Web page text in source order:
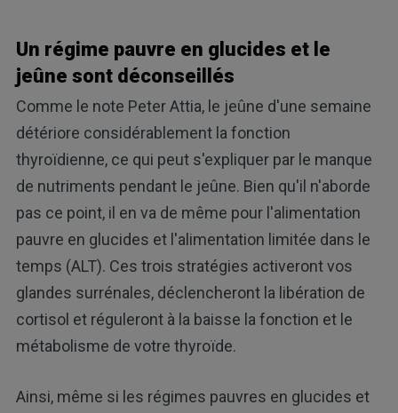
Un régime pauvre en glucides et le
jeûne sont déconseillés
Comme le note Peter Attia, le jeûne d'une semaine
détériore considérablement la fonction
thyroïdienne, ce qui peut s'expliquer par le manque
de nutriments pendant le jeûne. Bien qu'il n'aborde
pas ce point, il en va de même pour l'alimentation
pauvre en glucides et l'alimentation limitée dans le
temps (ALT). Ces trois stratégies activeront vos
glandes surrénales, déclencheront la libération de
cortisol et réguleront à la baisse la fonction et le
métabolisme de votre thyroïde.
Ainsi, même si les régimes pauvres en glucides et